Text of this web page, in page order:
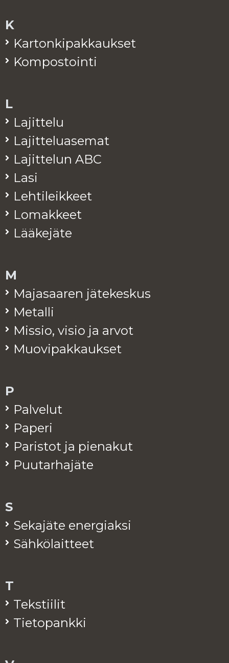
K
Kar­ton­ki­pak­kauk­set
Kom­pos­toin­ti
L
La­jit­te­lu
La­jit­te­lua­se­mat
La­jit­te­lun ABC
Lasi
Leh­ti­leik­keet
Lo­mak­keet
Lää­ke­jä­te
M
Ma­ja­saa­ren jä­te­kes­kus
Me­tal­li
Mis­sio, visio ja arvot
Muo­vi­pak­kauk­set
P
Pal­ve­lut
Pa­pe­ri
Pa­ris­tot ja pie­na­kut
Puu­tar­ha­jä­te
S
Se­ka­jä­te ener­giak­si
Säh­kö­lait­teet
T
Teks­tii­lit
Tie­to­pank­ki